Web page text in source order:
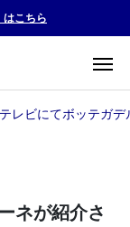
はこちら
レビにてボッテガ
ネが紹介さ